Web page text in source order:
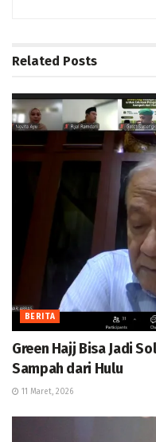
Related Posts
BERITA
Green Hajj Bisa Jadi
Sampah dari Hulu
11 Maret, 2026